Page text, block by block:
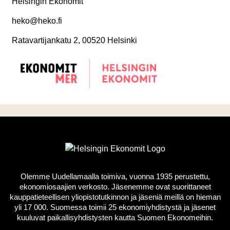
heko@heko.fi
Ratavartijankatu 2, 00520 Helsinki
Olemme Uudellamaalla toimiva, vuonna 1935 perustettu,
ekonomiosaajien verkosto. Jäsenemme ovat suorittaneet
kauppatieteellisen yliopistotutkinnon ja jäseniä meillä on hieman
yli 17 000. Suomessa toimii 25 ekonomiyhdistystä ja jäsenet
kuuluvat paikallisyhdistysten kautta Suomen Ekonomeihin.